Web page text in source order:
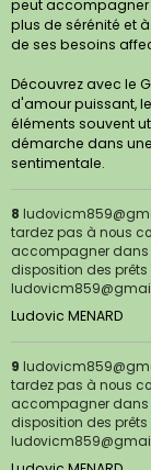
peut accompagner
plus de sérénité et
de ses besoins
Découvrez avec le
d'amour puissant,
éléments souvent
démarche dans
sentimentale.
8
tardez pas à nous
accompagner dans
disposition des
Ludovic MENARD
9
tardez pas à nous
accompagner dans
disposition des